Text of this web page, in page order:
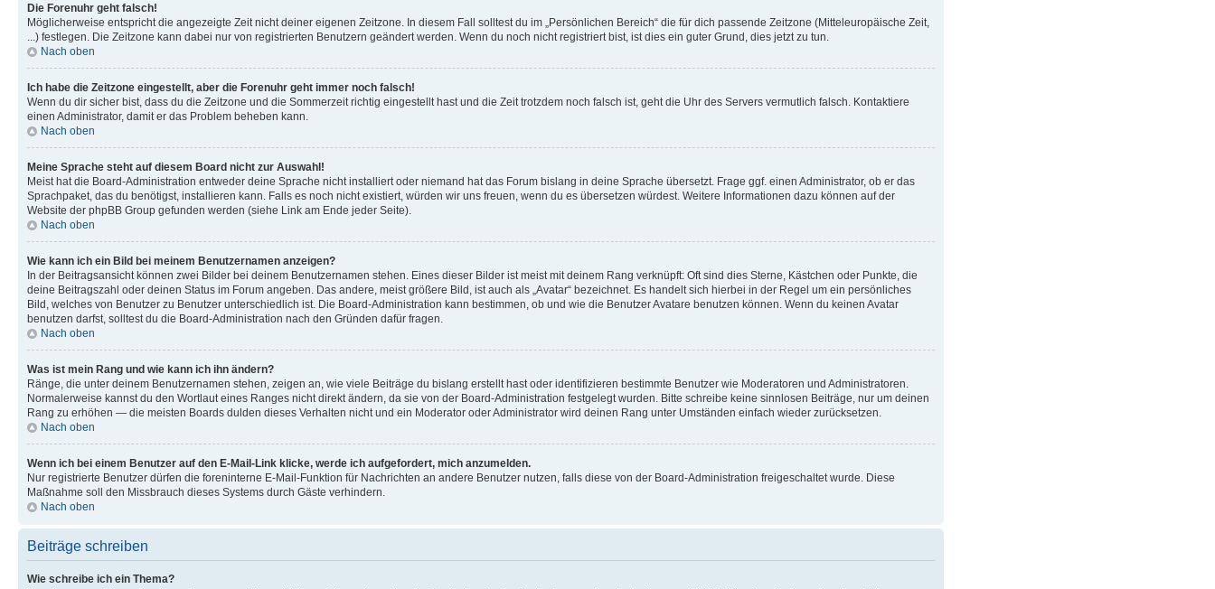
Die Forenuhr geht falsch!
Möglicherweise entspricht die angezeigte Zeit nicht deiner eigenen Zeitzone. In diesem Fall solltest du im „Persönlichen Bereich“ die für dich passende Zeitzone (Mitteleuropäische Zeit,
...) festlegen. Die Zeitzone kann dabei nur von registrierten Benutzern geändert werden. Wenn du noch nicht registriert bist, ist dies ein guter Grund, dies jetzt zu tun.
Nach oben
Ich habe die Zeitzone eingestellt, aber die Forenuhr geht immer noch falsch!
Wenn du dir sicher bist, dass du die Zeitzone und die Sommerzeit richtig eingestellt hast und die Zeit trotzdem noch falsch ist, geht die Uhr des Servers vermutlich falsch. Kontaktiere
einen Administrator, damit er das Problem beheben kann.
Nach oben
Meine Sprache steht auf diesem Board nicht zur Auswahl!
Meist hat die Board-Administration entweder deine Sprache nicht installiert oder niemand hat das Forum bislang in deine Sprache übersetzt. Frage ggf. einen Administrator, ob er das
Sprachpaket, das du benötigst, installieren kann. Falls es noch nicht existiert, würden wir uns freuen, wenn du es übersetzen würdest. Weitere Informationen dazu können auf der
Website der phpBB Group gefunden werden (siehe Link am Ende jeder Seite).
Nach oben
Wie kann ich ein Bild bei meinem Benutzernamen anzeigen?
In der Beitragsansicht können zwei Bilder bei deinem Benutzernamen stehen. Eines dieser Bilder ist meist mit deinem Rang verknüpft: Oft sind dies Sterne, Kästchen oder Punkte, die
deine Beitragszahl oder deinen Status im Forum angeben. Das andere, meist größere Bild, ist auch als „Avatar“ bezeichnet. Es handelt sich hierbei in der Regel um ein persönliches
Bild, welches von Benutzer zu Benutzer unterschiedlich ist. Die Board-Administration kann bestimmen, ob und wie die Benutzer Avatare benutzen können. Wenn du keinen Avatar
benutzen darfst, solltest du die Board-Administration nach den Gründen dafür fragen.
Nach oben
Was ist mein Rang und wie kann ich ihn ändern?
Ränge, die unter deinem Benutzernamen stehen, zeigen an, wie viele Beiträge du bislang erstellt hast oder identifizieren bestimmte Benutzer wie Moderatoren und Administratoren.
Normalerweise kannst du den Wortlaut eines Ranges nicht direkt ändern, da sie von der Board-Administration festgelegt wurden. Bitte schreibe keine sinnlosen Beiträge, nur um deinen
Rang zu erhöhen — die meisten Boards dulden dieses Verhalten nicht und ein Moderator oder Administrator wird deinen Rang unter Umständen einfach wieder zurücksetzen.
Nach oben
Wenn ich bei einem Benutzer auf den E-Mail-Link klicke, werde ich aufgefordert, mich anzumelden.
Nur registrierte Benutzer dürfen die foreninterne E-Mail-Funktion für Nachrichten an andere Benutzer nutzen, falls diese von der Board-Administration freigeschaltet wurde. Diese
Maßnahme soll den Missbrauch dieses Systems durch Gäste verhindern.
Nach oben
Beiträge schreiben
Wie schreibe ich ein Thema?